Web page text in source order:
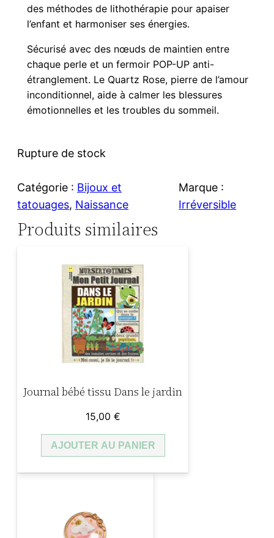
des méthodes de lithothérapie pour apaiser
l’enfant et harmoniser ses énergies.
Sécurisé avec des nœuds de maintien entre
chaque perle et un fermoir POP-UP anti-
étranglement. Le Quartz Rose, pierre de l’amour
inconditionnel, aide à calmer les blessures
émotionnelles et les troubles du sommeil.
Rupture de stock
Catégorie : Bijoux et
tatouages, Naissance
Marque :
Irréversible
Produits similaires
Journal bébé tissu Dans le jardin
15,00 €
AJOUTER AU PANIER